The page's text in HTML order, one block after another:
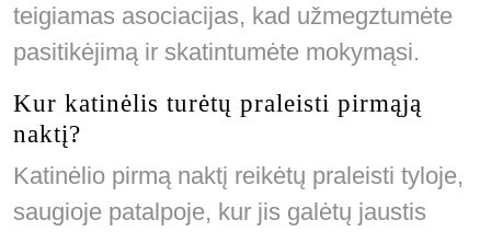
teigiamas asociacijas, kad užmegztumėte
pasitikėjimą ir skatintumėte mokymąsi.
Kur katinėlis turėtų praleisti pirmąją
naktį?
Katinėlio pirmą naktį reikėtų praleisti tyloje,
saugioje patalpoje, kur jis galėtų jaustis